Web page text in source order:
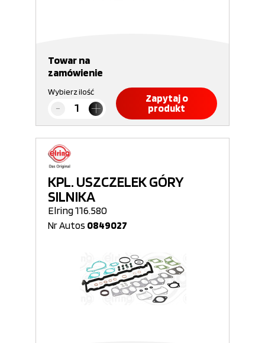
Towar na
zamówienie
Wybierz ilość
Zapytaj o
produkt
KPL. USZCZELEK GÓRY
SILNIKA
Elring 116.580
Nr Autos 0849027